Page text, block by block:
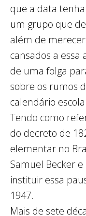
que a data
um grupo que
além de
cansados a
de uma folga
sobre os rumos
calendário
Tendo como
do decreto de
elementar no
Samuel Becker
instituir essa
1947.
Mais de sete